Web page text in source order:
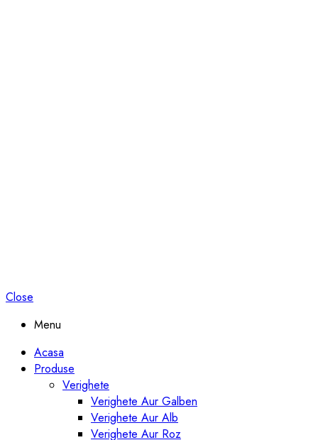
Close
Menu
Acasa
Produse
Verighete
Verighete Aur Galben
Verighete Aur Alb
Verighete Aur Roz